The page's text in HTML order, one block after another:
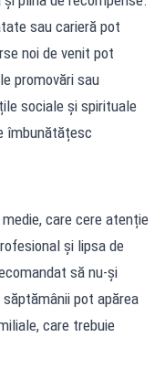
sau carieră pot
noi de venit pot
promovări sau
sociale și spirituale
îmbunătățesc
care cere atenție
și lipsa de
să nu-și
pot apărea
care trebuie